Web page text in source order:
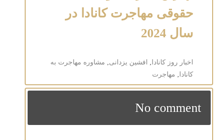
حقوقی مهاجرت کانادا در
سال 2024
اخبار روز کانادا افشین یزدانی
مشاوره مهاجرت به
کانادا
مهاجرت
No comment